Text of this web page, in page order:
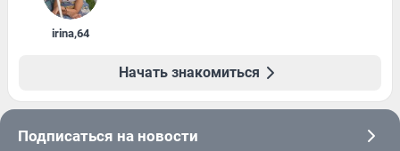
irina,64
Начать знакомиться
Подписаться на новости